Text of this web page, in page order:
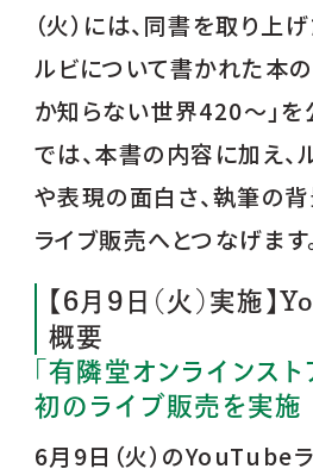
（火）には、同書を取り上
ルビについて書かれた本
か知らない世界420～」を
では、本書の内容に加え、
や表現の面白さ、執筆の背
ライブ販売へとつなげます
【6月9日（火）実施】
概要
「有隣堂オンラインス
初のライブ販売を実施
6月9日（火）のYouTubeラ